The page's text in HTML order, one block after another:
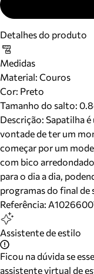
Detalhes do produto
Medidas
Material: Couros
Cor: Preto
Tamanho do salto:
Descrição: Sapatilha
vontade de ter um
começar por um
com bico
para o dia a dia,
programas do final de
Referência:
Assistente de estilo
Ficou na dúvida se
assistente virtual de